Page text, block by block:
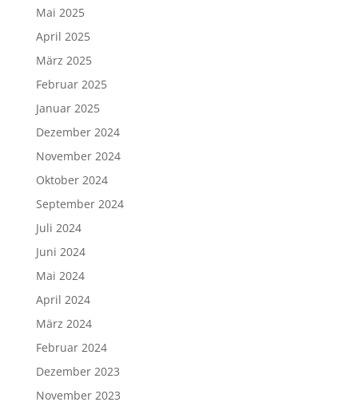
Mai 2025
April 2025
März 2025
Februar 2025
Januar 2025
Dezember 2024
November 2024
Oktober 2024
September 2024
Juli 2024
Juni 2024
Mai 2024
April 2024
März 2024
Februar 2024
Dezember 2023
November 2023